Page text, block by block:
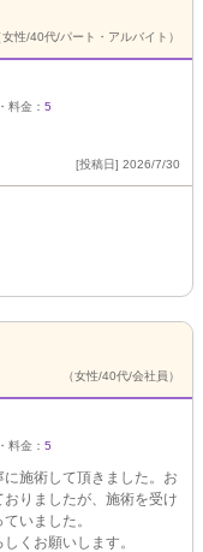
女性/40代/パート・アルバイト）
料金： 5
[投稿日] 2026/7/30
（女性/40代/会社員）
料金： 5
施術して頂きました。お
りましたが、施術を受け
いました。
くお願いします。